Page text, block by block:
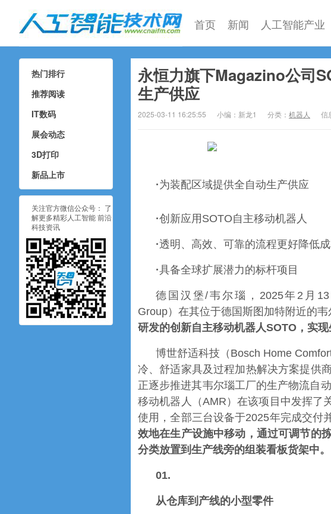
人工智能技术网
首页 新闻 人工智能产业
永恒力旗下Magazino公司
生产供应
2025-03-11 16:25:55 小编：新龙1 分类： 机器人 信
·为装配区域提供全自动生产供应
·创新应用SOTO自主移动机器人
·透明、高效、可靠的流程更好降低
·具备全球扩展潜力的标杆项目
德国汉堡/韦尔瑙，2025年2月
Group）在其位于德国斯图加特附近的韦
研发的创新自主移动机器人SOTO，实现
博世舒适科技（Bosch Home
冷、舒适家具及过程加热解决方案提供
正逐步推进其韦尔瑙工厂的生产物流自
移动机器人（AMR）在该项目中发挥了
使用，全部三台设备于2025年完成交付
效地在生产设施中移动，通过可调节的
分类放置到生产线旁的组装看板货架中。
01.
从仓库到产线的小型零件
热门排行
推荐阅读
IT数码
展会动态
3D打印
新品上市
关注官方微信公众号： 了
解更多精彩人工智能 前沿
科技资讯